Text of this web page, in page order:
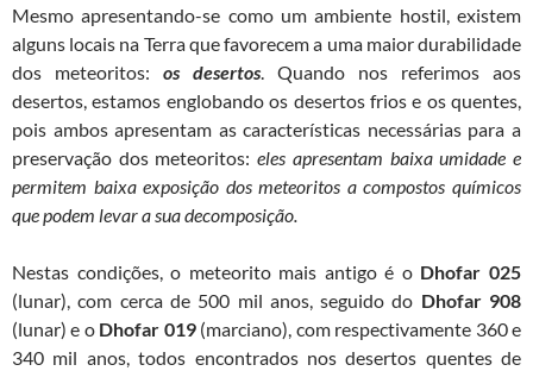
Mesmo apresentando-se como um ambiente hostil, existem
alguns locais na Terra que favorecem a uma maior durabilidade
dos meteoritos: os desertos. Quando nos referimos aos
desertos, estamos englobando os desertos frios e os quentes,
pois ambos apresentam as características necessárias para a
preservação dos meteoritos:eles apresentam baixa umidade e
permitem baixa exposição dos meteoritos a compostos químicos
que podem levar a sua decomposição.
Nestas condições, o meteorito mais antigo é o Dhofar 025
(lunar), com cerca de 500 mil anos, seguido do Dhofar 908
(lunar) e o Dhofar 019(marciano), com respectivamente 360 e
340 mil anos, todos encontrados nos desertos quentes de